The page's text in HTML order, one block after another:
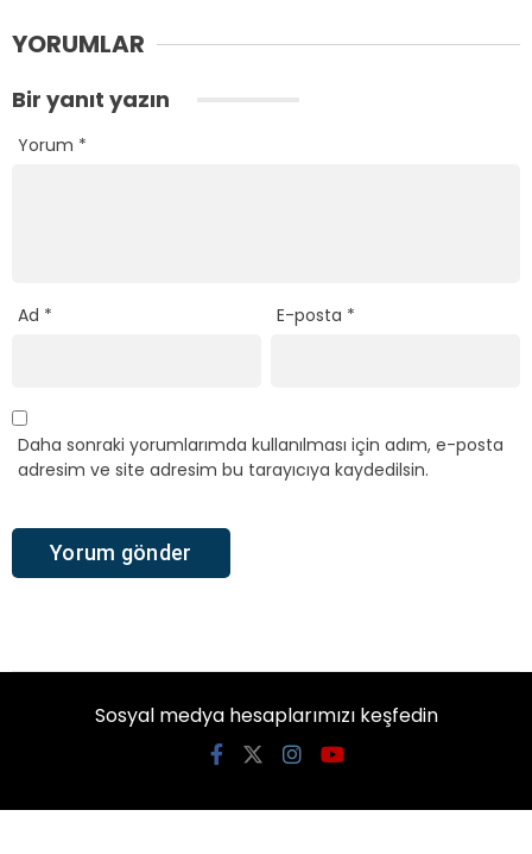
YORUMLAR
Bir yanıt yazın
Yorum *
Ad * E-posta *
Daha sonraki yorumlarımda kullanılması için adım, e-posta
adresim ve site adresim bu tarayıcıya kaydedilsin.
Sosyal medya hesaplarımızı keşfedin